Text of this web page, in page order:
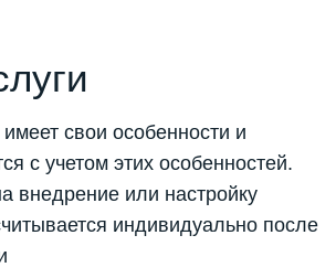
свои особенности и
с учетом этих особенностей.
внедрение или настройку
индивидуально после